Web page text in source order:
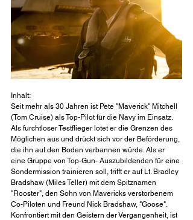
Inhalt:
Seit mehr als 30 Jahren ist Pete "Maverick" Mitchell
(Tom Cruise) als Top-Pilot für die Navy im Einsatz.
Als furchtloser Testflieger lotet er die Grenzen des
Möglichen aus und drückt sich vor der Beförderung,
die ihn auf den Boden verbannen würde. Als er
eine Gruppe von Top-Gun- Auszubildenden für eine
Sondermission trainieren soll, trifft er auf Lt. Bradley
Bradshaw (Miles Teller) mit dem Spitznamen
"Rooster", den Sohn von Mavericks verstorbenem
Co-Piloten und Freund Nick Bradshaw, "Goose".
Konfrontiert mit den Geistern der Vergangenheit, ist